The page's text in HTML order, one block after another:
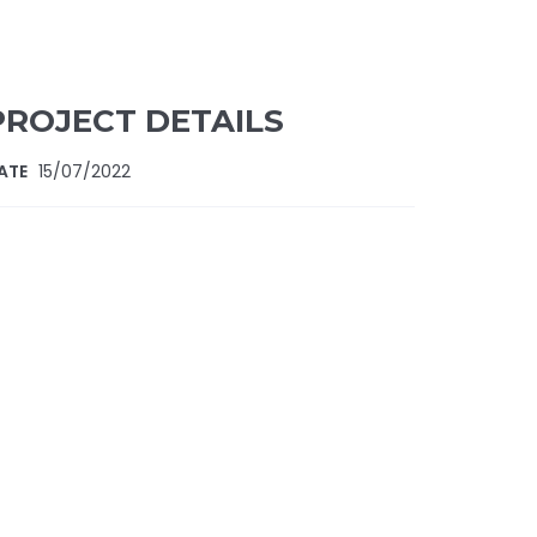
DETAILS
15/07/2022